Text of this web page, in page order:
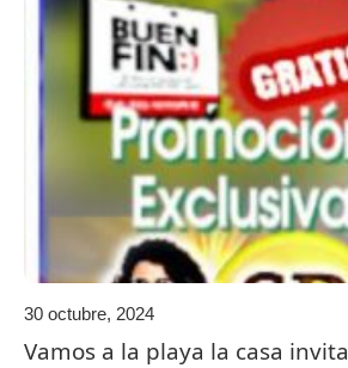
30 octubre, 2024
Vamos a la playa la casa invita